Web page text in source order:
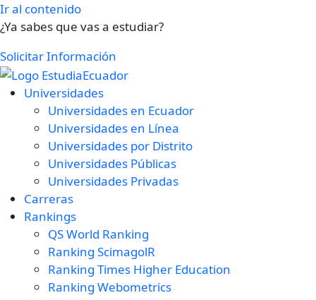
Ir al contenido
¿Ya sabes que vas a estudiar?
Solicitar Información
Universidades
Universidades en Ecuador
Universidades en Línea
Universidades por Distrito
Universidades Públicas
Universidades Privadas
Carreras
Rankings
QS World Ranking
Ranking ScimagolR
Ranking Times Higher Education
Ranking Webometrics